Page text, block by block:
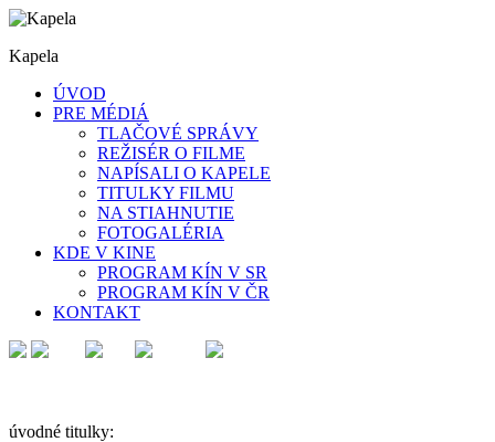
Kapela
ÚVOD
PRE MÉDIÁ
TLAČOVÉ SPRÁVY
REŽISÉR O FILME
NAPÍSALI O KAPELE
TITULKY FILMU
NA STIAHNUTIE
FOTOGALÉRIA
KDE V KINE
PROGRAM KÍN V SR
PROGRAM KÍN V ČR
KONTAKT
úvodné titulky: